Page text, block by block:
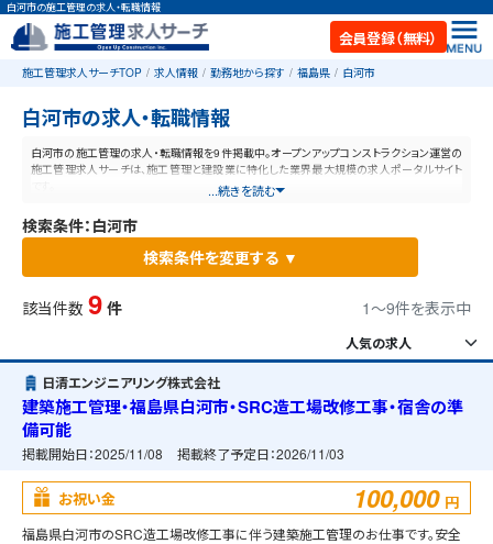
白河市の施工管理の求人・転職情報
会員登録（無料）
施工管理求人サーチTOP 求人情報 勤務地から探す 福島県 白河市
白河市の求人・転職情報
白河市の施工管理の求人・転職情報を9件掲載中。オープンアップコンストラクション運営の
施工管理求人サーチは、施工管理と建設業に特化した業界最大規模の求人ポータルサイト
...続きを読む
検索条件：白河市
検索条件を変更する ▼
該当件数 9 件 1〜9件を表示中
日清エンジニアリング株式会社
建築施工管理・福島県白河市・SRC造工場改修工事・宿舎の準
備可能
掲載開始日：2025/11/08 掲載終了予定日：2026/11/03
お祝い金 100,000 円
福島県白河市のSRC造工場改修工事に伴う建築施工管理のお仕事です。安全